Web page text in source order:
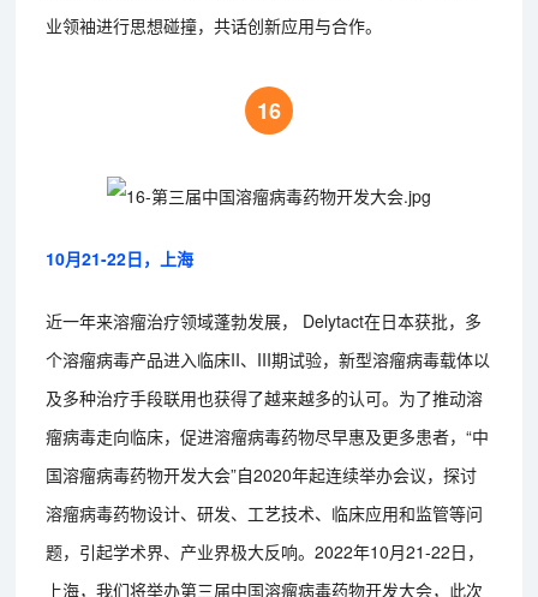
业领袖进行思想碰撞，共话创新应用与合作。
16
10月21-22日，上海
近一年来溶瘤治疗领域蓬勃发展， Delytact在日本获批，多
个溶瘤病毒产品进入临床II、III期试验，新型溶瘤病毒载体以
及多种治疗手段联用也获得了越来越多的认可。为了推动溶
瘤病毒走向临床，促进溶瘤病毒药物尽早惠及更多患者，“中
国溶瘤病毒药物开发大会”自2020年起连续举办会议，探讨
溶瘤病毒药物设计、研发、工艺技术、临床应用和监管等问
题，引起学术界、产业界极大反响。2022年10月21-22日，
上海，我们将举办第三届中国溶瘤病毒药物开发大会，此次